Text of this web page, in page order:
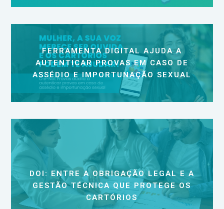
FERRAMENTA DIGITAL AJUDA A
AUTENTICAR PROVAS EM CASO DE
ASSÉDIO E IMPORTUNAÇÃO SEXUAL
DOI: ENTRE A OBRIGAÇÃO LEGAL E A
GESTÃO TÉCNICA QUE PROTEGE OS
CARTÓRIOS